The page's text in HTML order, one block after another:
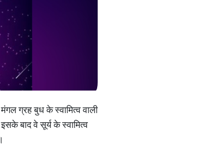
ग्रह बुध के स्वामित्व वाली
बाद वे सूर्य के स्वामित्व